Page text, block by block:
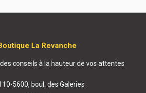
La Revanche
conseils à la hauteur de vos attentes
5600, boul. des Galeries